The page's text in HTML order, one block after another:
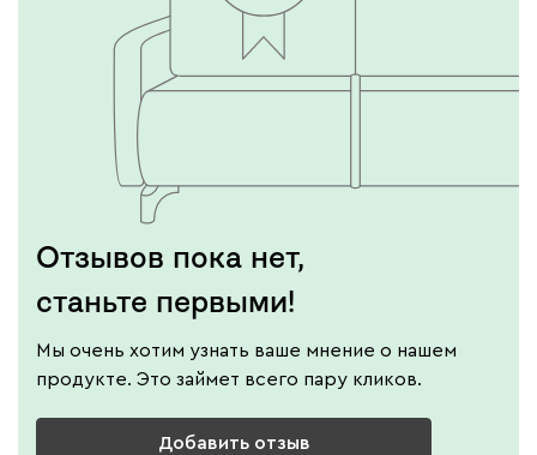
Отзывов пока нет,
станьте первыми!
Мы очень хотим узнать ваше мнение о нашем
продукте. Это займет всего пару кликов.
Добавить отзыв